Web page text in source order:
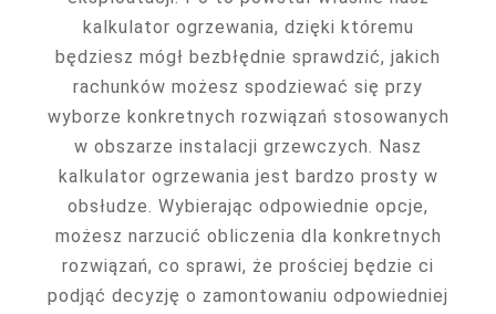
kalkulator ogrzewania, dzięki któremu
będziesz mógł bezbłędnie sprawdzić, jakich
rachunków możesz spodziewać się przy
wyborze konkretnych rozwiązań stosowanych
w obszarze instalacji grzewczych. Nasz
kalkulator ogrzewania jest bardzo prosty w
obsłudze. Wybierając odpowiednie opcje,
możesz narzucić obliczenia dla konkretnych
rozwiązań, co sprawi, że prościej będzie ci
podjąć decyzję o zamontowaniu odpowiedniej